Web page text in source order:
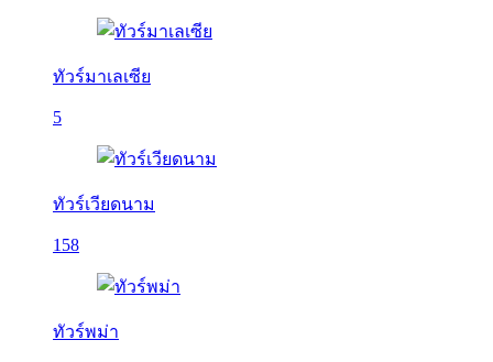
ทัวร์มาเลเซีย
5
ทัวร์เวียดนาม
158
ทัวร์พม่า